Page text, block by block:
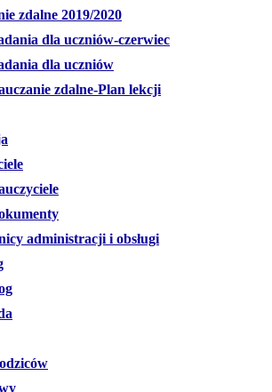
zdalne 2019/2020
dla uczniów-czerwiec
dla uczniów
zdalne-Plan lekcji
administracji i obsługi